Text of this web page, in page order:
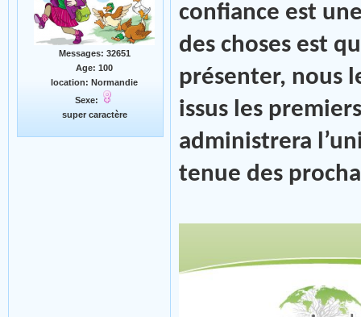
Messages: 32651
Age: 100
location: Normandie
Sexe:
super caractère
confiance est
des choses est
présenter, nous
issus les
administrera
tenue des